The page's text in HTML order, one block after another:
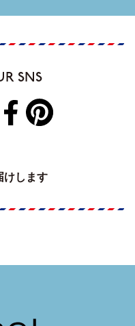
SNS
けします